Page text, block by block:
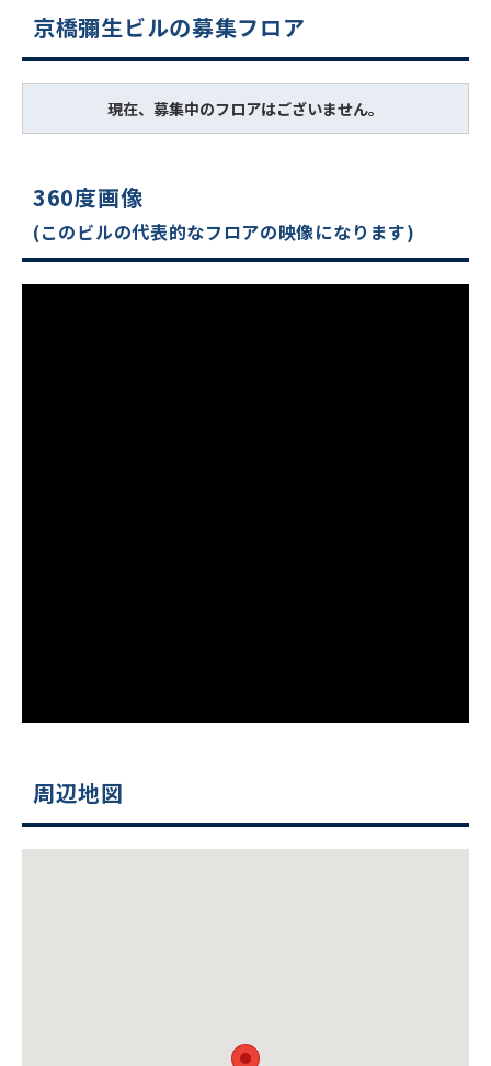
京橋彌生ビルの募集フロア
現在、募集中のフロアはございません。
360度画像
(このビルの代表的なフロアの映像になります)
周辺地図